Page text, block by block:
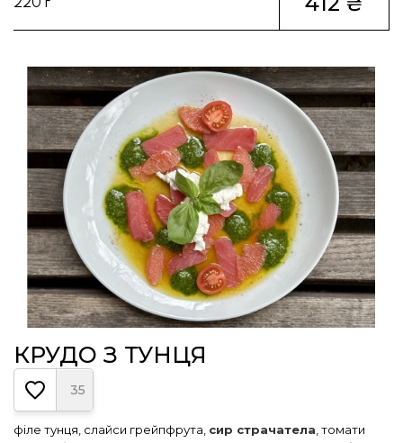
220 г
КРУДО З ТУНЦЯ
35
філе тунця, слайси грейпфрута, сир страчатела, томати